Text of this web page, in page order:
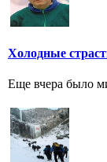
Холодные
Еще вчера было